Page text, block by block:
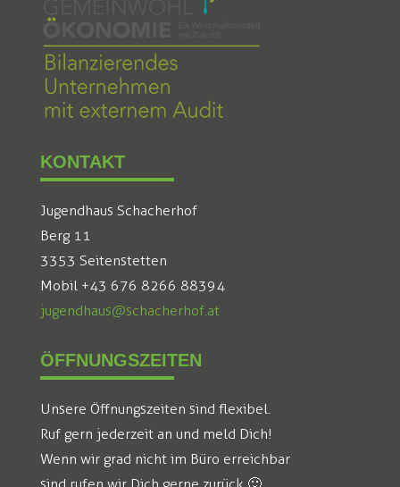
KONTAKT
Jugendhaus Schacherhof
Berg 11
3353 Seitenstetten
Mobil +43 676 8266 88394
jugendhaus@schacherhof.at
ÖFFNUNGSZEITEN
Unsere Öffnungszeiten sind flexibel.
Ruf gern jederzeit an und meld Dich!
Wenn wir grad nicht im Büro erreichbar